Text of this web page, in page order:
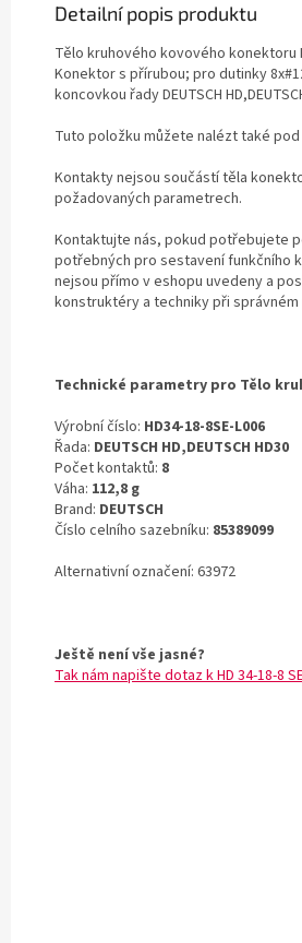
Detailní popis produktu
Tělo kruhového kovového konektoru
Konektor s přírubou; pro dutinky
koncovkou řady DEUTSCH
Tuto položku můžete nalézt také
Kontakty nejsou součástí těla
požadovaných parametrech.
Kontaktujte nás, pokud potřebujete
potřebných pro sestavení funkčního
nejsou přímo v eshopu uvedeny a
konstruktéry a techniky při
Technické parametry pro Tělo
Výrobní číslo: HD34-18-8SE-L006
Řada: DEUTSCH HD,DEUTSCH HD30
Počet kontaktů: 8
Váha: 112,8 g
Brand: DEUTSCH
Číslo celního sazebníku: 85389099
Alternativní označení: 63972
Ještě není vše jasné?
Tak nám napište dotaz k HD 34-18-8